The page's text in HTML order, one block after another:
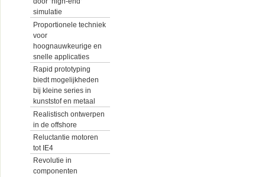
simulatie
Proportionele techniek
voor
hoognauwkeurige en
snelle applicaties
Rapid prototyping
biedt mogelijkheden
bij kleine series in
kunststof en metaal
Realistisch ontwerpen
in de offshore
Reluctantie motoren
tot IE4
Revolutie in
componenten